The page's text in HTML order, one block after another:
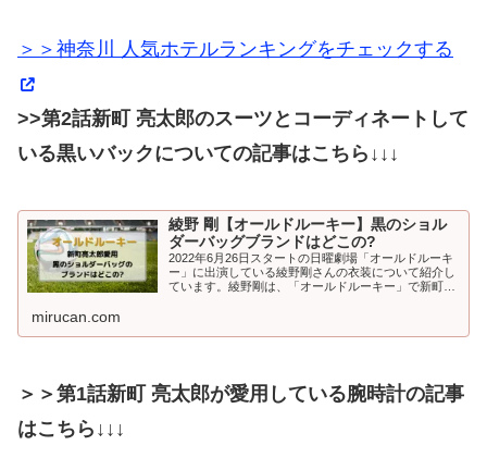
＞＞神奈川 人気ホテルランキングをチェックする
>>第2話新町 亮太郎のスーツとコーディネートして
いる黒いバックについての記事はこちら ↓↓↓
綾野 剛【オールドルーキー】黒のショル
ダーバッグブランドはどこの?
2022年6月26日スタートの日曜劇場「オールドルーキ
ー」に出演している綾野剛さんの衣装について紹介し
ています。綾野剛は、「オールドルーキー」で新町亮
mirucan.com
＞＞第1話新町 亮太郎が愛用している腕時計の記事
はこちら↓↓↓